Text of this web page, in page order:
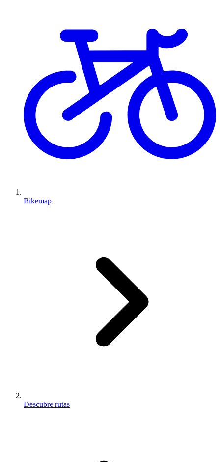
Bikemap
Descubre rutas